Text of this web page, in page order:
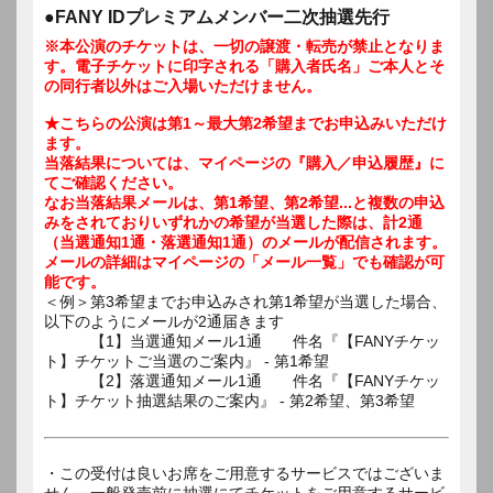
●FANY IDプレミアムメンバー二次抽選先行
※本公演のチケットは、一切の譲渡・転売が禁止となりま
す。電子チケットに印字される「購入者氏名」ご本人とそ
の同行者以外はご入場いただけません。
★こちらの公演は第1～最大第2希望までお申込みいただけ
ます。
当落結果については、マイページの『購入／申込履歴』に
てご確認ください。
なお当落結果メールは、第1希望、第2希望...と複数の申込
みをされておりいずれかの希望が当選した際は、計2通
（当選通知1通・落選通知1通）のメールが配信されます。
メールの詳細はマイページの「メール一覧」でも確認が可
能です。
＜例＞第3希望までお申込みされ第1希望が当選した場合、
以下のようにメールが2通届きます
【1】当選通知メール1通 件名『【FANYチケッ
ト】チケットご当選のご案内』 - 第1希望
【2】落選通知メール1通 件名『【FANYチケッ
ト】チケット抽選結果のご案内』 - 第2希望、第3希望
・この受付は良いお席をご用意するサービスではございま